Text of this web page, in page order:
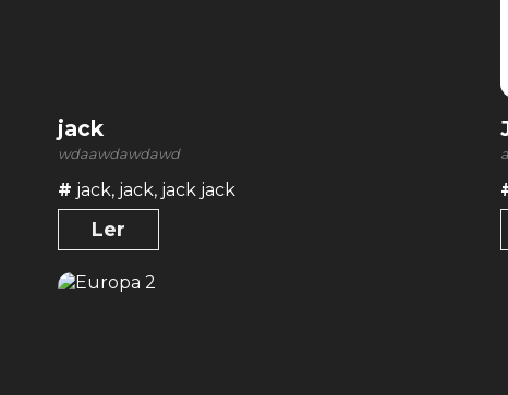
jack
wdaawdawdawd
# jack, jack, jack jack
Ler